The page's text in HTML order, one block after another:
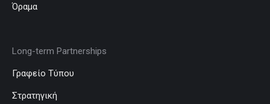
Όραμα
Long-term Partnerships
Γραφείο Τύπου
Στρατηγική